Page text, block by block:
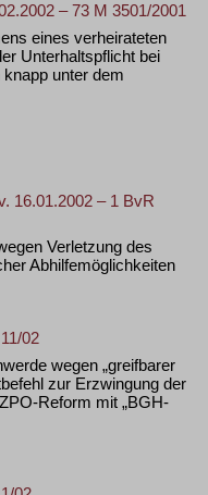
– 73 M 3501/2001
eines verheirateten
Unterhaltspflicht bei
unter dem
16.01.2002 – 1 BvR
Verletzung des
Abhilfemöglichkeiten
02
wegen „greifbarer
zur Erzwingung der
Reform mit „BGH-